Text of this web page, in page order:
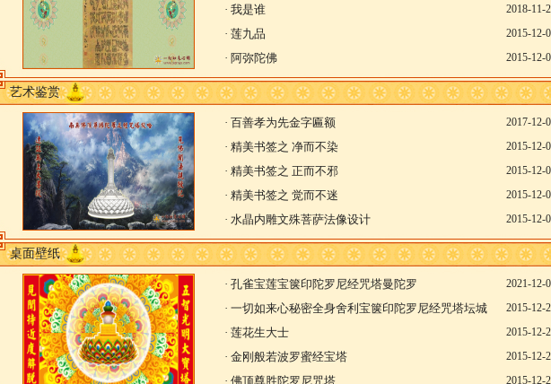
· 我是谁 2018-11-
· 莲九品 2015-12-
· 阿弥陀佛 2015-12-
艺术鉴赏
· 百善孝为先金字匾额 2017-12-
· 精美书签之 净而不染 2015-12-
· 精美书签之 正而不邪 2015-12-
· 精美书签之 觉而不迷 2015-12-
· 水晶内雕文殊菩萨法像设计 2015-12-
桌面壁纸
· 孔雀宝莲宝箧印陀罗尼经咒塔曼陀罗 2021-12-
· 一切如来心秘密全身舍利宝箧印陀罗尼经咒塔坛城 2015-12-
· 莲花生大士 2015-12-
· 金刚般若波罗蜜经宝塔 2015-12-
· 佛顶尊胜陀罗尼咒塔 2015-12-